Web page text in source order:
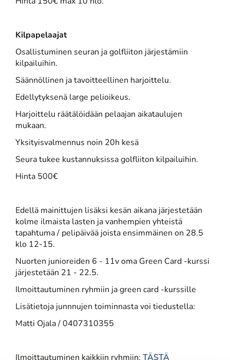
Kilpapelaajat
Osallistuminen seuran ja golfliiton järjestämiin
kilpailuihin.
Säännöllinen ja tavoitteellinen harjoittelu.
Edellytyksenä large pelioikeus.
Harjoittelu räätälöidään pelaajan aikataulujen
mukaan.
Yksityisvalmennus noin 20h kesä
Seura tukee kustannuksissa golfliiton kilpailuihin.
Hinta 500€
Edellä mainittujen lisäksi kesän aikana järjestetään
kolme ilmaista lasten ja vanhempien yhteistä
tapahtuma / pelipäivää joista ensimmäinen on 28.5
klo 12-15.
Nuorten junioreiden 6 - 11v oma Green Card -kurssi
järjestetään 21 - 22.5.
Ilmoittautuminen ryhmiin ja green card -kurssille
Lisätietoja junnnujen toiminnasta voi tiedustella:
Matti Ojala / 0407310355
Ilmoittautuminen kaikkiin ryhmiin: TÄSTÄ